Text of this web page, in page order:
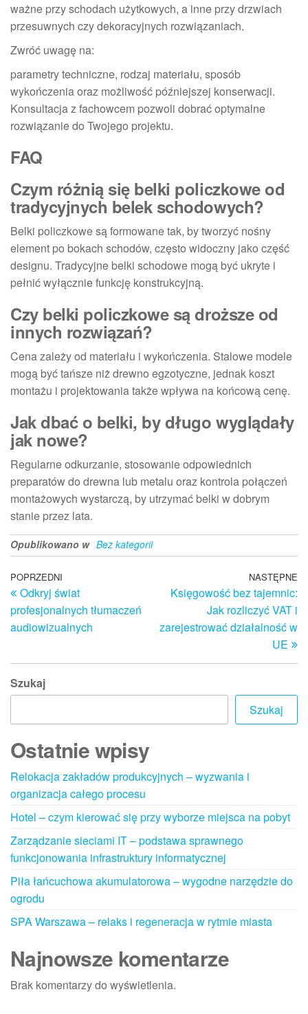
ważne przy schodach użytkowych, a inne przy drzwiach
przesuwnych czy dekoracyjnych rozwiązaniach.
Zwróć uwagę na:
parametry techniczne, rodzaj materiału, sposób
wykończenia oraz możliwość późniejszej konserwacji.
Konsultacja z fachowcem pozwoli dobrać optymalne
rozwiązanie do Twojego projektu.
FAQ
Czym różnią się belki policzkowe od
tradycyjnych belek schodowych?
Belki policzkowe są formowane tak, by tworzyć nośny
element po bokach schodów, często widoczny jako część
designu. Tradycyjne belki schodowe mogą być ukryte i
pełnić wyłącznie funkcję konstrukcyjną.
Czy belki policzkowe są droższe od
innych rozwiązań?
Cena zależy od materiału i wykończenia. Stalowe modele
mogą być tańsze niż drewno egzotyczne, jednak koszt
montażu i projektowania także wpływa na końcową cenę.
Jak dbać o belki, by długo wyglądały
jak nowe?
Regularne odkurzanie, stosowanie odpowiednich
preparatów do drewna lub metalu oraz kontrola połączeń
montażowych wystarczą, by utrzymać belki w dobrym
stanie przez lata.
Opublikowano w Bez kategorii
Nawigacja
wpisu
Poprzedni
wpis
POPRZEDNI
Odkryj świat
profesjonalnych tłumaczeń
audiowizualnych
NASTĘPNE
Księgowość bez tajemnic:
Jak rozliczyć VAT i
zarejestrować działalność w
UE
Szukaj
Szukaj
Ostatnie wpisy
Relokacja zakładów produkcyjnych – wyzwania i
organizacja całego procesu
Hotel – czym kierować się przy wyborze miejsca na pobyt
Zarządzanie sieciami IT – podstawa sprawnego
funkcjonowania infrastruktury informatycznej
Piła łańcuchowa akumulatorowa – wygodne narzędzie do
ogrodu
SPA Warszawa – relaks i regeneracja w rytmie miasta
Najnowsze komentarze
Brak komentarzy do wyświetlenia.